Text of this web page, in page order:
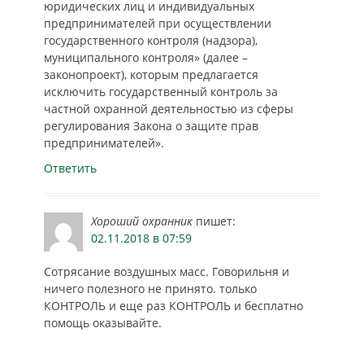
юридических лиц и индивидуальных
предпринимателей при осуществлении
государственного контроля (надзора),
муниципального контроля» (далее –
законопроект), которым предлагается
исключить государственный контроль за
частной охранной деятельностью из сферы
регулирования Закона о защите прав
предпринимателей».
Ответить
Хороший охранник пишет:
02.11.2018 в 07:59
Сотрясание воздушных масс. Говорильня и
ничего полезного не принято. только
КОНТРОЛЬ и еще раз КОНТРОЛЬ и бесплатно
помощь оказывайте.